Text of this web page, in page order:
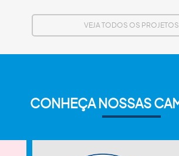
VEJA TODOS OS PROJETOS
CONHEÇA NOSSAS